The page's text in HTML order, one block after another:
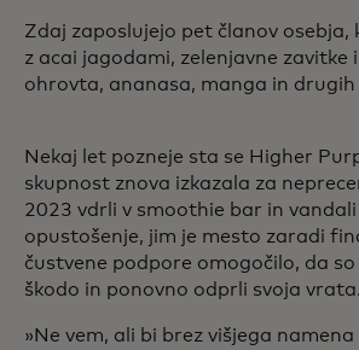
Zdaj zaposlujejo pet članov osebja,
z acai jagodami, zelenjavne zavitke
ohrovta, ananasa, manga in drugih
Nekaj let pozneje sta se Higher
skupnost znova izkazala za
2023 vdrli v smoothie bar in
opustošenje, jim je mesto zaradi
čustvene podpore omogočilo, da
škodo in ponovno odprli svoja vrata.
»Ne vem, ali bi brez višjega